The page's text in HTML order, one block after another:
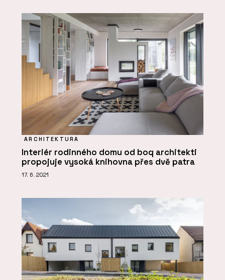
ARCHITEKTURA
Interiér rodinného domu od boq architekti
propojuje vysoká knihovna přes dvě patra
17. 6. 2021